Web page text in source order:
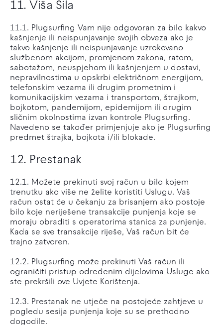
11. Viša Sila
11.1. Plugsurfing Vam nije odgovoran za bilo kakvo
kašnjenje ili neispunjavanje svojih obveza ako je
takvo kašnjenje ili neispunjavanje uzrokovano
službenom akcijom, promjenom zakona, ratom,
sabotažom, neuspjehom ili kašnjenjem u dostavi,
nepravilnostima u opskrbi električnom energijom,
telefonskim vezama ili drugim prometnim i
komunikacijskim vezama i transportom, štrajkom,
bojkotom, pandemijom, epidemijom ili drugim
sličnim okolnostima izvan kontrole Plugsurfing.
Navedeno se također primjenjuje ako je Plugsurfing
predmet štrajka, bojkota i/ili blokade.
12. Prestanak
12.1. Možete prekinuti svoj račun u bilo kojem
trenutku ako više ne želite koristiti Uslugu. Vaš
račun ostat će u čekanju za brisanjem ako postoje
bilo koje neriješene transakcije punjenja koje se
moraju obraditi s operatorima stanica za punjenje.
Kada se sve transakcije riješe, Vaš račun bit će
trajno zatvoren.
12.2. Plugsurfing može prekinuti Vaš račun ili
ograničiti pristup određenim dijelovima Usluge ako
ste prekršili ove Uvjete Korištenja.
12.3. Prestanak ne utječe na postojeće zahtjeve u
pogledu sesija punjenja koje su se prethodno
dogodile.